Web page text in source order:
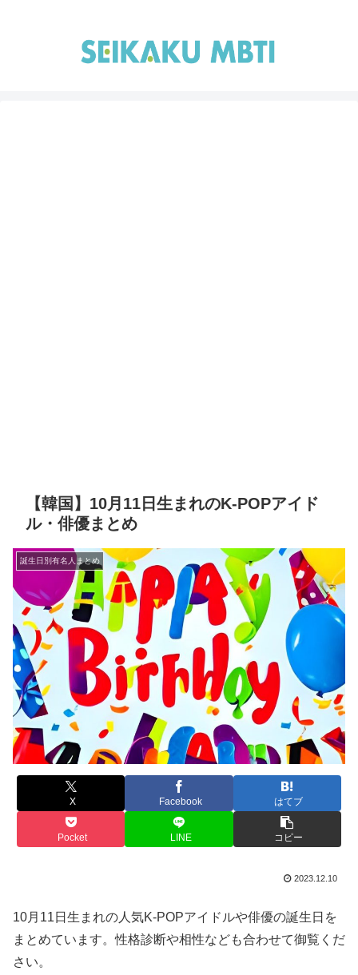
【韓国】10月11日生まれのK-POPアイド
ル・俳優まとめ
誕生日別有名人まとめ
X Facebook はてブ
Pocket LINE コピー
2023.12.10
10月11日生まれの人気K-POPアイドルや俳優の誕生日を
まとめています。性格診断や相性なども合わせて御覧くだ
さい。